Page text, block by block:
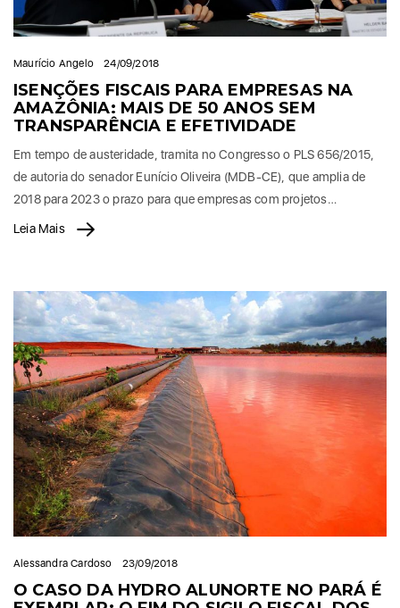
Maurício Angelo 24/09/2018
ISENÇÕES FISCAIS PARA EMPRESAS NA
AMAZÔNIA: MAIS DE 50 ANOS SEM
TRANSPARÊNCIA E EFETIVIDADE
Em tempo de austeridade, tramita no Congresso o PLS 656/2015,
de autoria do senador Eunício Oliveira (MDB-CE), que amplia de
2018 para 2023 o prazo para que empresas com projetos…
Leia Mais
Alessandra Cardoso 23/09/2018
O CASO DA HYDRO ALUNORTE NO PARÁ É